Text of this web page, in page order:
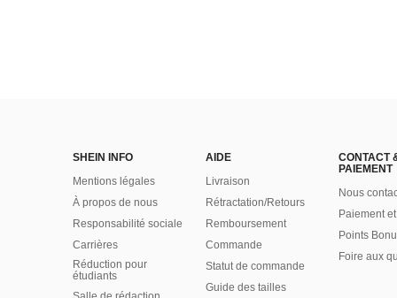
SHEIN INFO
Mentions légales
À propos de nous
Responsabilité sociale
Carrières
Réduction pour
étudiants
AIDE
Livraison
Rétractation/Retours
Remboursement
Commande
Statut de commande
Guide des tailles
CONTACT
PAIEMENT
Nous
Paiement
Points
Foire aux